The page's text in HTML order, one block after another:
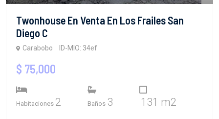
Twonhouse En Venta En Los Frailes San
Diego C
Carabobo ID-MIO: 34ef
$ 75,000
Habitaciones 2 Baños 3 131 m2